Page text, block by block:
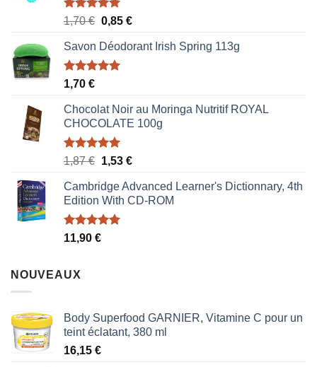
Note5.00
1,70€ Le
initial
était :
0,85 €Le
actuel
Savon Déodorant Irish Spring 113g
Note5.00
1,70 €
Chocolat Noir au Moringa Nutritif ROYAL
CHOCOLATE 100g
Note5.00
1,87€ Le
initial
était :
1,87 €.
1,53 €Le
actuel
est :
Cambridge Advanced Learner's Dictionnary, 4th
Edition With CD-ROM
Note5.00
11,90 €
NOUVEAUX
Body Superfood GARNIER, Vitamine C pour un
teint éclatant, 380 ml
16,15 €